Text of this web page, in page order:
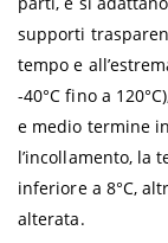
supporti
tempo e
-40°C fino a
e medio termine
l’incollamento, la
inferiore a 8°C,
alterata.